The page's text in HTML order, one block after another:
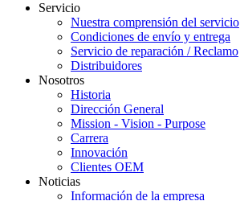
Servicio
Nuestra comprensión del servicio
Condiciones de envío y entrega
Servicio de reparación / Reclamo
Distribuidores
Nosotros
Historia
Dirección General
Mission - Vision - Purpose
Carrera
Innovación
Clientes OEM
Noticias
Información de la empresa